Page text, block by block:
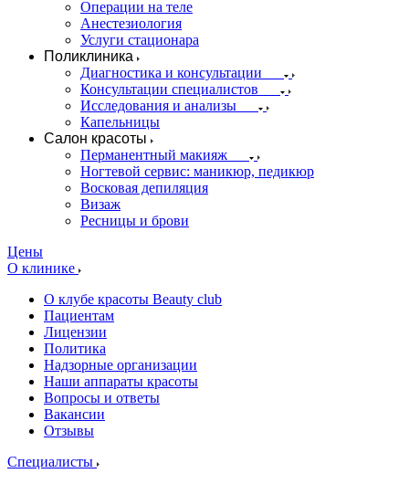
Операции на теле
Анестезиология
Услуги стационара
Поликлиника
Диагностика и консультации
Консультации специалистов
Исследования и анализы
Капельницы
Салон красоты
Перманентный макияж
Ногтевой сервис: маникюр, педикюр
Восковая депиляция
Визаж
Ресницы и брови
Цены
О клинике
О клубе красоты Beauty club
Пациентам
Лицензии
Политика
Надзорные организации
Наши аппараты красоты
Вопросы и ответы
Вакансии
Отзывы
Специалисты